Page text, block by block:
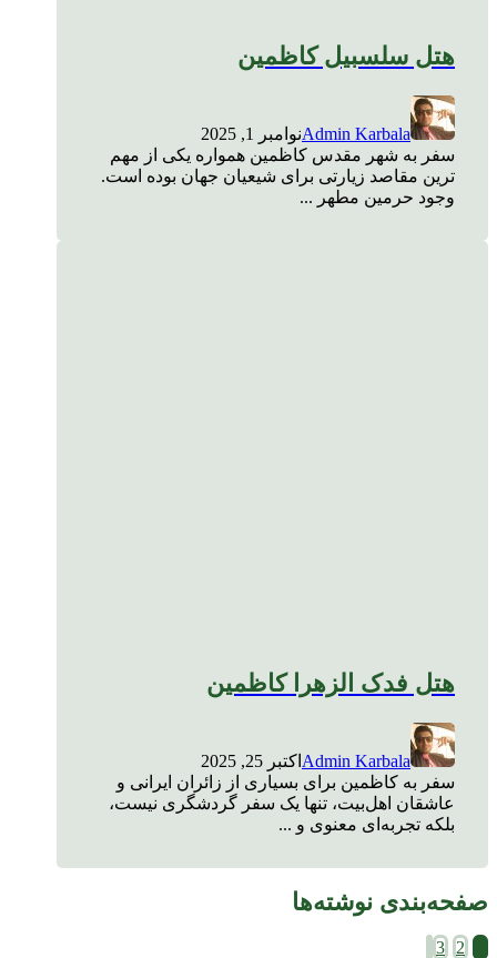
هتل سلسبیل کاظمین
Admin Karbalaنوامبر 1, 2025
سفر به شهر مقدس کاظمین همواره یکی از مهم
ترین مقاصد زیارتی برای شیعیان جهان بوده است.
وجود حرمین مطهر ...
هتل فدک الزهرا کاظمین
Admin Karbala اکتبر 25, 2025
سفر به کاظمین برای بسیاری از زائران ایرانی و
عاشقان اهل‌بیت، تنها یک سفر گردشگری نیست،
بلکه تجربه‌ای معنوی و ...
صفحه‌بندی نوشته‌ها
2
3